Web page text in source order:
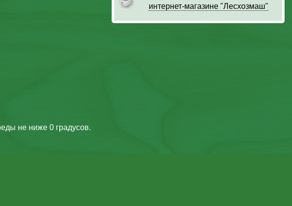
не ниже 0 градусов.
интернет-магазине "Лесхозмаш"